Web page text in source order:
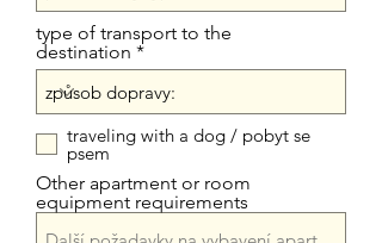
type of transport to the
destination
traveling with a dog / pobyt se
psem
Other apartment or room
equipment requirements